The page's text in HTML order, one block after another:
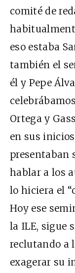
comité de
eso estaba
también el
él y Pepe
Ortega y
en sus
presentaban
hablar a los
lo hiciera el
Hoy ese
la ILE, sigue
reclutando a
exagerar su